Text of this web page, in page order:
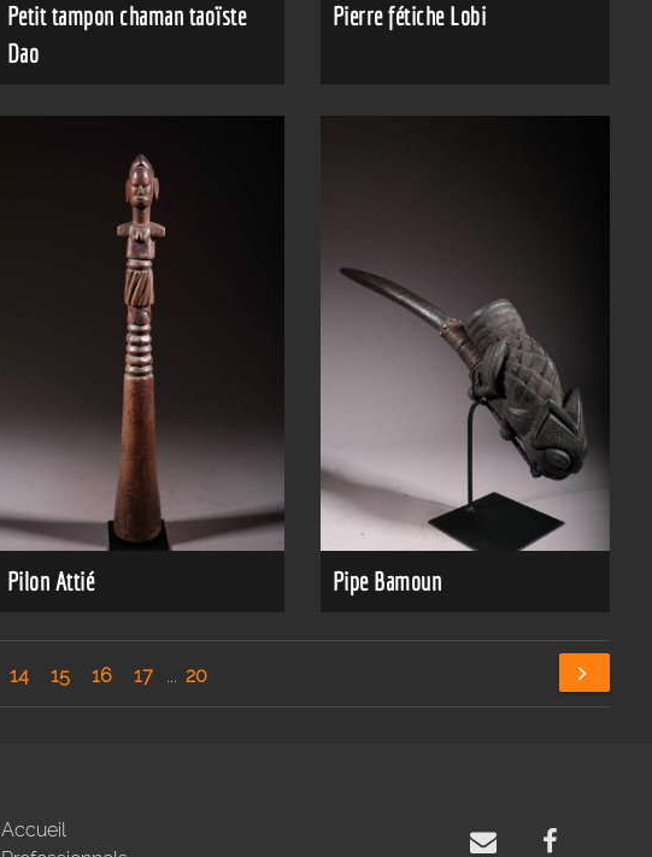
Petit tampon chaman taoïste
Dao
Pierre fétiche Lobi
Pilon Attié Pipe Bamoun
14 15 16 17 ... 20
Accueil